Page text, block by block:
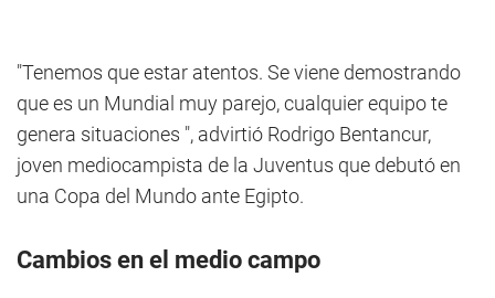
"Tenemos que estar atentos. Se viene demostrando
que es un Mundial muy parejo, cualquier equipo te
genera situaciones ", advirtió Rodrigo Bentancur,
joven mediocampista de la Juventus que debutó en
una Copa del Mundo ante Egipto.
Cambios en el medio campo